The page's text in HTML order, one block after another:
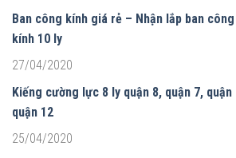
Ban công kính giá rẻ – Nhận lắp ban
kính 10 ly
27/04/2020
Kiếng cường lực 8 ly quận 8, quận 7, quận
quận 12
25/04/2020